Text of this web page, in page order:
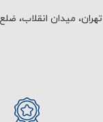
تهران، میدان انقلاب، ضلع